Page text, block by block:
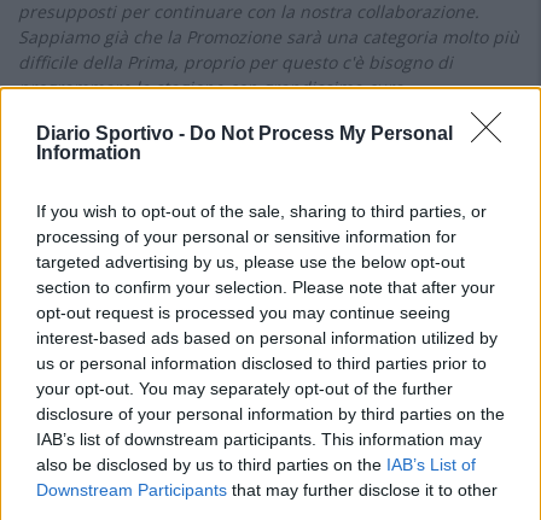
Diario Sportivo - Do Not Process My Personal
Information
If you wish to opt-out of the sale, sharing to third parties, or
processing of your personal or sensitive information for
targeted advertising by us, please use the below opt-out
section to confirm your selection. Please note that after your
opt-out request is processed you may continue seeing
interest-based ads based on personal information utilized by
us or personal information disclosed to third parties prior to
your opt-out. You may separately opt-out of the further
disclosure of your personal information by third parties on the
IAB’s list of downstream participants. This information may
also be disclosed by us to third parties on the IAB’s List of
Downstream Participants that may further disclose it to other
presupposti per continuare con la nostra collaborazione.
Sappiamo già che la Promozione sarà una categoria molto più
difficile della Prima, proprio per questo c'è bisogno di
programmare la stagione con grandissima cura».
«Il pensiero più grande in questo senso va a mia moglie, a
mio figlio e dunque alla mia famiglia; in più, ci tengo a
parte della nostra rosa e tutto il paese di Uta. In più, ci tengo
a dividere i meriti in parti uguali con i miei più stretti
collaboratori: il mio vice Roberto Laie il preparatoreCarlo
Pilleri».
IN QUESTO ARTICOLO
SQUADRE: Uta Calcio 2020
GIOCATORI: Giorgio Piras,Raffaele Picciau ,William Amorati
ALLENATORI: Carlo Saba
CAMPIONATO: Prima Categoria
STAGIONE: 2023/2024